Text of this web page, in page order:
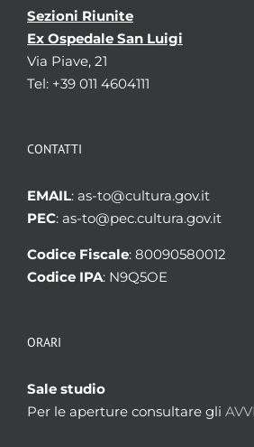
Sezioni Riunite
Ex Ospedale San Luigi
Via Piave, 21
Tel: +39 011 4604111
CONTATTI
EMAIL: as-to@cultura.gov.it
PEC: as-to@pec.cultura.gov.it
Codice Fiscale: 80090580012
Codice IPA: N9Q5OE
ORARI
Sale studio
Per le aperture consultare gli